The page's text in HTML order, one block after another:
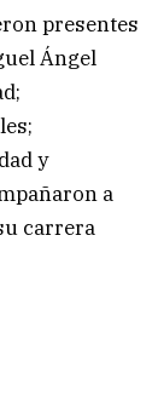
presentes
Ángel
y
a
carrera